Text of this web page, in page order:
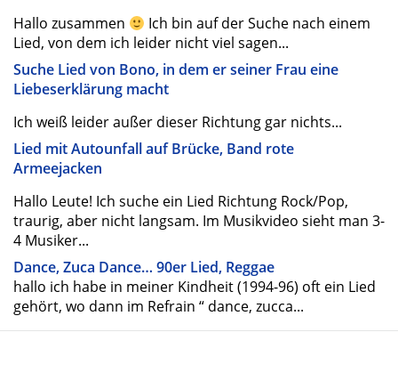
Hallo zusammen
Ich bin auf der Suche nach einem
Lied, von dem ich leider nicht viel sagen...
Suche Lied von Bono, in dem er seiner Frau eine
Liebeserklärung macht
Ich weiß leider außer dieser Richtung gar nichts...
Lied mit Autounfall auf Brücke, Band rote
Armeejacken
Hallo Leute! Ich suche ein Lied Richtung Rock/Pop,
traurig, aber nicht langsam. Im Musikvideo sieht man 3-
4 Musiker...
Dance, Zuca Dance… 90er Lied, Reggae
hallo ich habe in meiner Kindheit (1994-96) oft ein Lied
gehört, wo dann im Refrain “ dance, zucca...